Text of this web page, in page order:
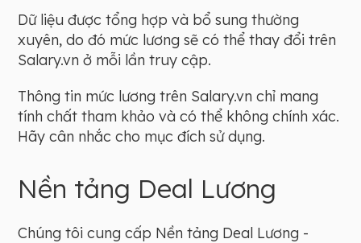
Dữ liệu được tổng hợp và bổ sung thường
xuyên, do đó mức lương sẽ có thể thay đổi trên
Salary.vn ở mỗi lần truy cập.
Thông tin mức lương trên Salary.vn chỉ mang
tính chất tham khảo và có thể không chính xác.
Hãy cân nhắc cho mục đích sử dụng.
Nền tảng Deal Lương
Chúng tôi cung cấp Nền tảng Deal Lương -